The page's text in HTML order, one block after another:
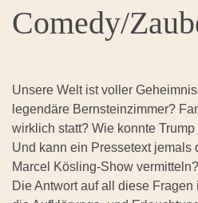
Comedy/
Unsere Welt ist voller
legendäre Bernsteinzimmer?
wirklich statt? Wie konnte
Und kann ein Pressetext jemals
Marcel Kösling-Show vermitteln?
Die Antwort auf all diese Fragen